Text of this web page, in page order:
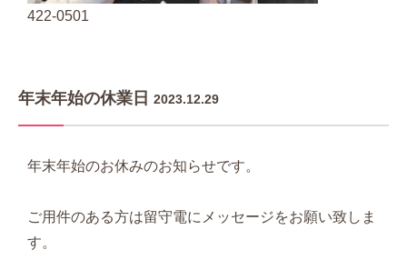
422-0501
年末年始の休業日 2023.12.29
年末年始のお休みのお知らせです。
ご用件のある方は留守電にメッセージをお願い致しま
す。